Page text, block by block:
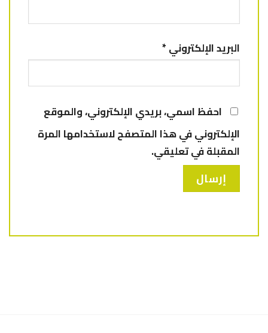
البريد الإلكتروني*
احفظ اسمي، بريدي الإلكتروني، والموقع
الإلكتروني في هذا المتصفح لاستخدامها المرة
المقبلة في تعليقي.